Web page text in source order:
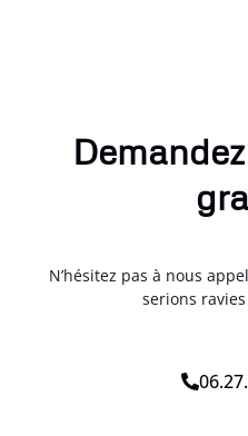
N’hésitez pas à nous
serions